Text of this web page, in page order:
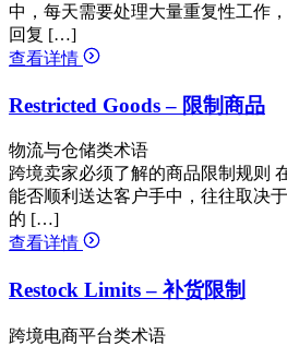
中，每天需要处理大量重复性工作
回复 […]
查看详情
Restricted Goods – 限制商品
物流与仓储类术语
跨境卖家必须了解的商品限制规则
能否顺利送达客户手中，往往取决
的 […]
查看详情
Restock Limits – 补货限制
跨境电商平台类术语